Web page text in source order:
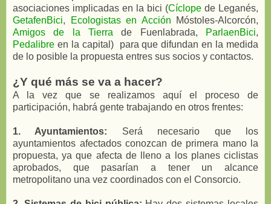
asociaciones implicadas en la bici (Cíclope de Leganés,
GetafenBici, Ecologistas en Acción Móstoles-Alcorcón,
Amigos de la Tierra de Fuenlabrada, ParlaenBici,
Pedalibre en la capital) para que difundan en la medida
de lo posible la propuesta entres sus socios y contactos.
¿Y qué más se va a hacer?
A la vez que se realizamos aquí el proceso de
participación, habrá gente trabajando en otros frentes:
1. Ayuntamientos: Será necesario que los
ayuntamientos afectados conozcan de primera mano la
propuesta, ya que afecta de lleno a los planes ciclistas
aprobados, que pasarían a tener un alcance
metropolitano una vez coordinados con el Consorcio.